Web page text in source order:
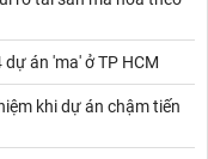
án 'ma' ở TP HCM
khi dự án chậm tiến